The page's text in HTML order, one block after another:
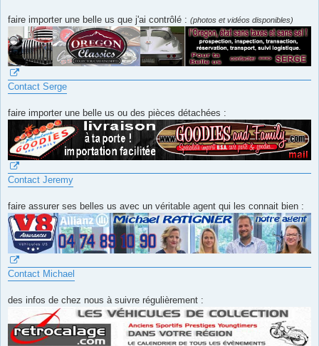
faire importer une belle us que j'ai contrôlé : (photos et vidéos disponibles)
Contact Serge
faire importer une belle us ou des pièces détachées :
Contact Jeremy
faire assurer ses belles us avec un véritable agent qui les connait bien :
Contact Michael
des infos de chez nous à suivre régulièrement :